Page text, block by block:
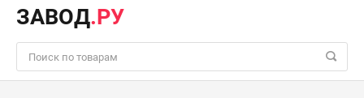
ЗАВОД.РУ